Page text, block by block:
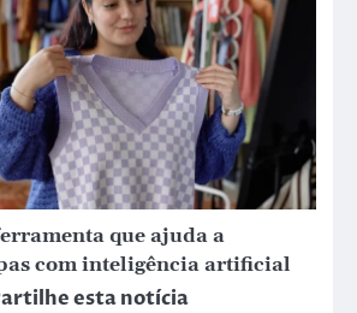
que ajuda a
com inteligência artificial
esta notícia